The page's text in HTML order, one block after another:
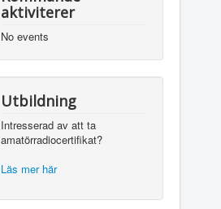
aktiviterer
No events
Utbildning
Intresserad av att ta
amatörradiocertifikat?
Läs mer här